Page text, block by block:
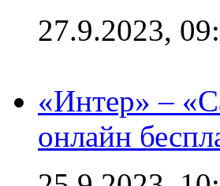
27.9.2023,
«Интер» –
онлайн